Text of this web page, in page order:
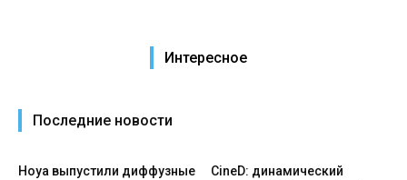
Интересное
Последние новости
Hoya выпустили диффузные
CineD: динамический